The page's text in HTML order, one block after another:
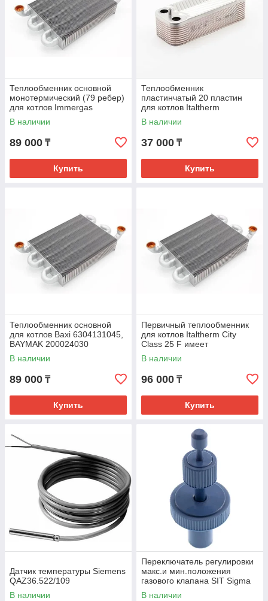
Теплообменник основной
монотермический (79 ребер)
для котлов Immergas
1.035442
В наличии
89 000 ₸
Купить
Теплообменник
пластинчатый 20 пластин
для котлов Italtherm
515001804
В наличии
37 000 ₸
Купить
Теплообменник основной
для котлов Baxi 6304131045,
BAYMAK 200024030
В наличии
89 000 ₸
Купить
Первичный теплообменник
для котлов Italtherm City
Class 25 F имеет
артикул 515001943
В наличии
96 000 ₸
Купить
Датчик температуры Siemens
QAZ36.522/109
В наличии
Переключатель регулировки
макс.и мин.положения
газового клапана SIT Sigma
Original
В наличии